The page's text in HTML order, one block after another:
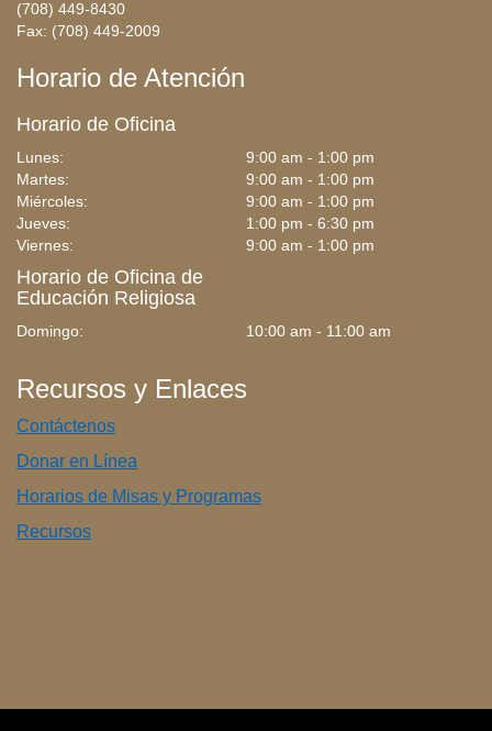
(708) 449-8430
Fax: (708) 449-2009
Horario de Atención
Horario de Oficina
Lunes:
9:00 am - 1:00 pm
Martes:
9:00 am - 1:00 pm
Miércoles:
9:00 am - 1:00 pm
Jueves:
1:00 pm - 6:30 pm
Viernes:
9:00 am - 1:00 pm
Horario de Oficina de
Educación Religiosa
Domingo: 10:00 am - 11:00 am
Recursos y Enlaces
Contáctenos
Donar en Línea
Horarios de Misas y Programas
Recursos